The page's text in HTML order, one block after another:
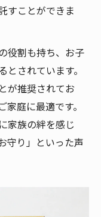
すことができま
役割も持ち、お子
されています。
が推奨されてお
庭に最適です。
家族の絆を感じ
守り」といった声